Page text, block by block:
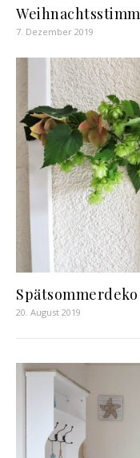
7. Dezember 2019
20. August 2019